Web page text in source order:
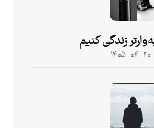
زندگی کنیم
۱۴۰۵-۰۴-۲۰